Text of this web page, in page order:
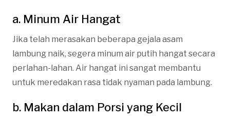
a. Minum Air Hangat
Jika telah merasakan beberapa gejala asam
lambung naik, segera minum air putih hangat secara
perlahan-lahan. Air hangat ini sangat membantu
untuk meredakan rasa tidak nyaman pada lambung.
b. Makan dalam Porsi yang Kecil